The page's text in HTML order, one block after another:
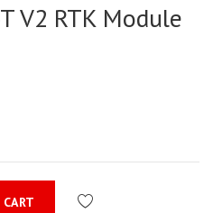
V2 RTK Module